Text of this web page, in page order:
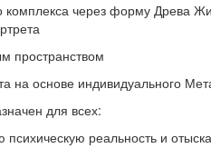
комплекса через форму Древа
пространством
на основе индивидуального
для всех:
психическую реальность и